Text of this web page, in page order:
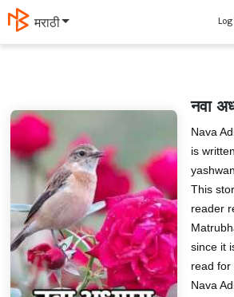
मराठी
नवा
Nava
is
This
reader
since it
read for
Nava